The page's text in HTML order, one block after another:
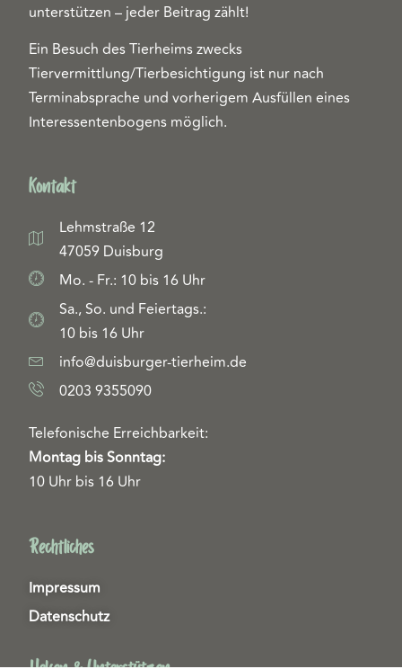
unterstützen – jeder Beitrag zählt!
Ein Besuch des Tierheims zwecks
Tiervermittlung/Tierbesichtigung ist nur nach
Terminabsprache und vorherigem Ausfüllen eines
Interessentenbogens möglich.
Kontakt
Lehmstraße 12
47059 Duisburg
Mo. - Fr.: 10 bis 16 Uhr
Sa., So. und Feiertags.:
10 bis 16 Uhr
info@duisburger-tierheim.de
0203 9355090
Telefonische Erreichbarkeit:
Montag bis Sonntag:
10 Uhr bis 16 Uhr
Rechtliches
Impressum
Datenschutz